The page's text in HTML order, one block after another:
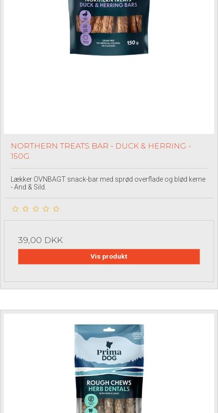
NORTHERN TREATS BAR - DUCK & HERRING -
150G
Lækker OVNBAGT snack-bar med sprød overflade og blød kerne
- And & Sild.
39,00 DKK
Vis produkt